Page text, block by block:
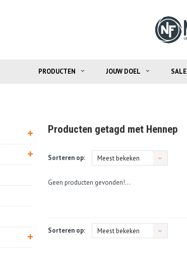
PRODUCTEN JOUW DOEL SALE
Producten getagd met Hennep
Sorteren op: Meest bekeken
Geen producten gevonden!...
Sorteren op: Meest bekeken